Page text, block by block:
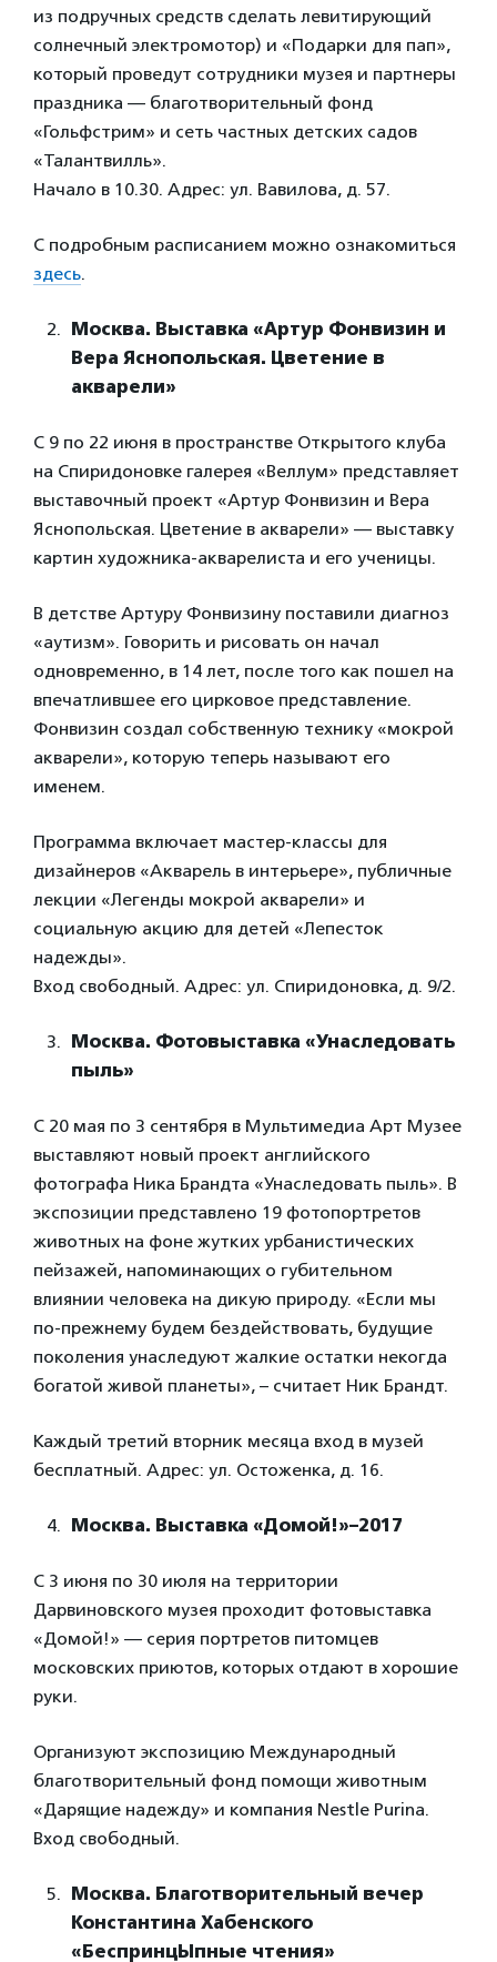
из подручных средств сделать левитирующий
солнечный электромотор) и «Подарки для пап»,
который проведут сотрудники музея и партнеры
праздника — благотворительный фонд
«Гольфстрим» и сеть частных детских садов
«Талантвилль».
Начало в 10.30. Адрес: ул. Вавилова, д. 57.
С подробным расписанием можно ознакомиться
здесь.
Москва. Выставка «Артур Фонвизин и
Вера Яснопольская. Цветение в
акварели»
С 9 по 22 июня в пространстве Открытого клуба
на Спиридоновке галерея «Веллум» представляет
выставочный проект «Артур Фонвизин и Вера
Яснопольская. Цветение в акварели» — выставку
картин художника-акварелиста и его ученицы.
В детстве Артуру Фонвизину поставили диагноз
«аутизм». Говорить и рисовать он начал
одновременно, в 14 лет, после того как пошел на
впечатлившее его цирковое представление.
Фонвизин создал собственную технику «мокрой
акварели», которую теперь называют его
именем.
Программа включает мастер-классы для
дизайнеров «Акварель в интерьере», публичные
лекции «Легенды мокрой акварели» и
социальную акцию для детей «Лепесток
надежды».
Вход свободный. Адрес: ул. Спиридоновка, д. 9/2.
Москва. Фотовыставка «Унаследовать
пыль»
С 20 мая по 3 сентября в Мультимедиа Арт Музее
выставляют новый проект английского
фотографа Ника Брандта «Унаследовать пыль». В
экспозиции представлено 19 фотопортретов
животных на фоне жутких урбанистических
пейзажей, напоминающих о губительном
влиянии человека на дикую природу. «Если мы
по-прежнему будем бездействовать, будущие
поколения унаследуют жалкие остатки некогда
богатой живой планеты», – считает Ник Брандт.
Каждый третий вторник месяца вход в музей
бесплатный. Адрес: ул. Остоженка, д. 16.
Москва. Выставка «Домой!»–2017
С 3 июня по 30 июля на территории
Дарвиновского музея проходит фотовыставка
«Домой!» — серия портретов питомцев
московских приютов, которых отдают в хорошие
руки.
Организуют экспозицию Международный
благотворительный фонд помощи животным
«Дарящие надежду» и компания Nestle Purina.
Вход свободный.
Москва. Благотворительный вечер
Константина Хабенского
«БеспринцЫпные чтения»